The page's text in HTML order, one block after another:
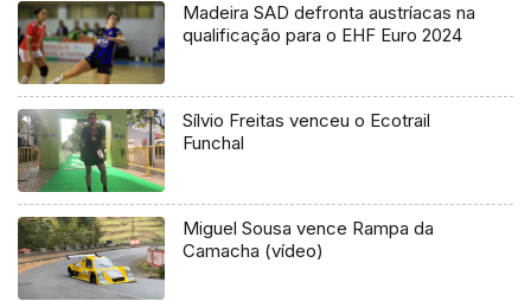
Madeira SAD defronta austríacas na
qualificação para o EHF Euro 2024
Sílvio Freitas venceu o Ecotrail
Funchal
Miguel Sousa vence Rampa da
Camacha (vídeo)